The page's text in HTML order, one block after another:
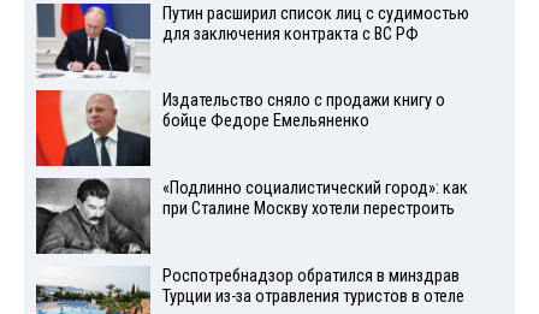
Путин расширил список лиц с судимостью
для заключения контракта с ВС РФ
Издательство сняло с продажи книгу о
бойце Федоре Емельяненко
«Подлинно социалистический город»: как
при Сталине Москву хотели перестроить
Роспотребнадзор обратился в минздрав
Турции из-за отравления туристов в отеле